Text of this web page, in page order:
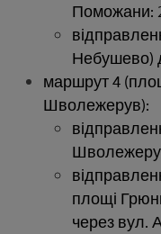
Поможани:
Небушево)
маршрут 4
Шволежерув):
площі
через вул.